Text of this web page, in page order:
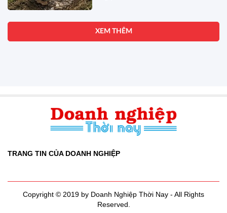
XEM THÊM
TRANG TIN CỦA DOANH NGHIỆP
Copyright © 2019 by Doanh Nghiệp Thời Nay - All Rights
Reserved.